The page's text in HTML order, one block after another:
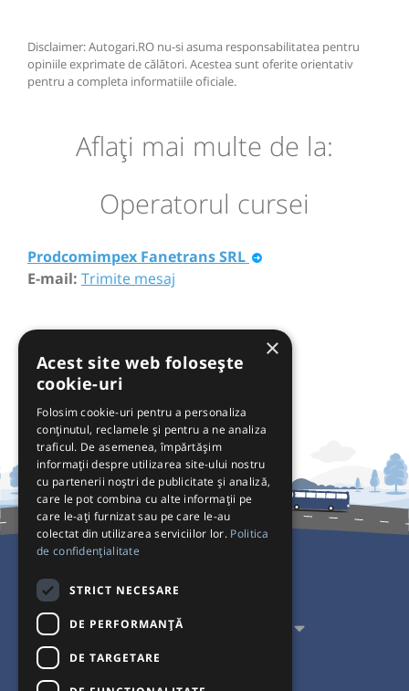
Disclaimer: Autogari.RO nu-si asuma responsabilitatea pentru
opiniile exprimate de călători. Acestea sunt oferite orientativ
pentru a completa informatiile oficiale.
Aflaţi mai multe de la:
Operatorul cursei
Prodcomimpex Fanetrans SRL
E-mail: Trimite mesaj
Pentru Călători
Pentru Transportatori
Interacționăm
×
Acest site web folosește
cookie-uri
Folosim cookie-uri pentru a personaliza
conținutul, reclamele și pentru a ne analiza
traficul. De asemenea, împărtășim
informații despre utilizarea site-ului nostru
cu partenerii noștri de publicitate și analiză,
care le pot combina cu alte informații pe
care le-ați furnizat sau pe care le-au
colectat din utilizarea serviciilor lor. Politica
de confidențialitate
STRICT NECESARE
DE PERFORMANȚĂ
DE TARGETARE